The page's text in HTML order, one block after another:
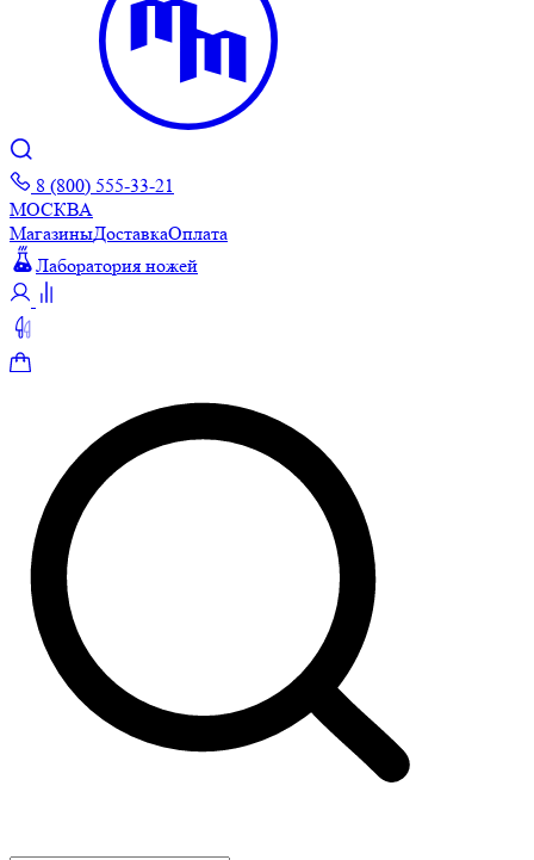
8 (800) 555-33-21
МОСКВА
МагазиныДоставкаОплата
Лаборатория ножей